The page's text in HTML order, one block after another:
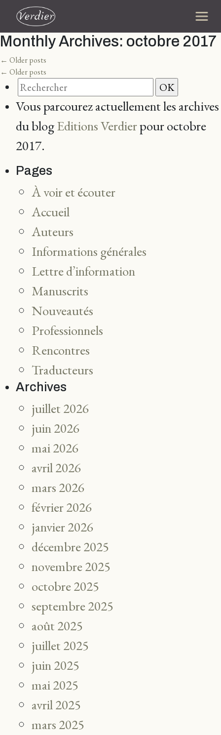
Monthly Archives: octobre 2017
← Older posts
← Older posts
Vous parcourez actuellement les archives
du blogEditions Verdierpour octobre
2017.
Pages
À voir et écouter
Accueil
Auteurs
Informations générales
Lettre d’information
Manuscrits
Nouveautés
Professionnels
Rencontres
Traducteurs
Archives
juillet 2026
juin 2026
mai 2026
avril 2026
mars 2026
février 2026
janvier 2026
décembre 2025
novembre 2025
octobre 2025
septembre 2025
août 2025
juillet 2025
juin 2025
mai 2025
avril 2025
mars 2025